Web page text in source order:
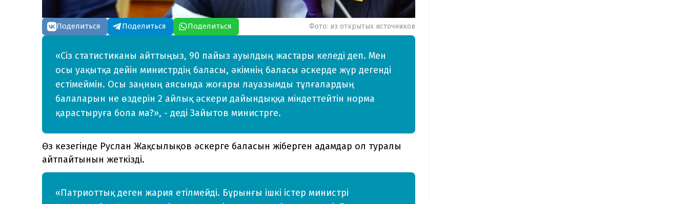
Поделиться Поделиться Поделиться Фото: из открытых источников
«Сіз статистиканы айттыңыз, 90 пайыз ауылдың жастары келеді деп. Мен
осы уақытқа дейін министрдің баласы, әкімнің баласы әскерде жүр дегенді
естімеймін. Осы заңның аясында жоғары лауазымды тұлғалардың
балаларын не өздерін 2 айлық әскери дайындыққа міндеттейтін норма
қарастыруға бола ма?», - деді Зайытов министрге.
Өз кезегінде Руслан Жақсылықов әскерге баласын жіберген адамдар ол туралы
айтпайтынын жеткізді.
«Патриоттық деген жария етілмейді. Бұрынғы ішкі істер министрі